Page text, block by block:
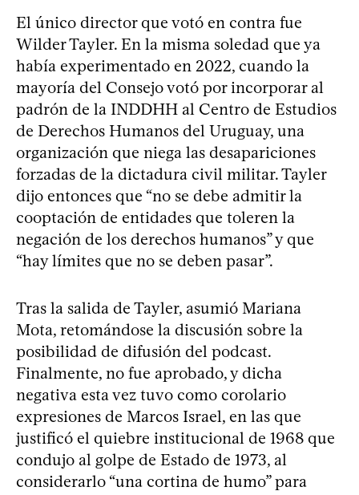
El único director que votó en contra fue
Wilder Tayler. En la misma soledad que ya
había experimentado en 2022, cuando la
mayoría del Consejo votó por incorporar al
padrón de la INDDHH al Centro de Estudios
de Derechos Humanos del Uruguay, una
organización que niega las desapariciones
forzadas de la dictadura civil militar. Tayler
dijo entonces que “no se debe admitir la
cooptación de entidades que toleren la
negación de los derechos humanos” y que
“hay límites que no se deben pasar”.
Tras la salida de Tayler, asumió Mariana
Mota, retomándose la discusión sobre la
posibilidad de difusión del podcast.
Finalmente, no fue aprobado, y dicha
negativa esta vez tuvo como corolario
expresiones de Marcos Israel, en las que
justificó el quiebre institucional de 1968 que
condujo al golpe de Estado de 1973, al
considerarlo “una cortina de humo” para